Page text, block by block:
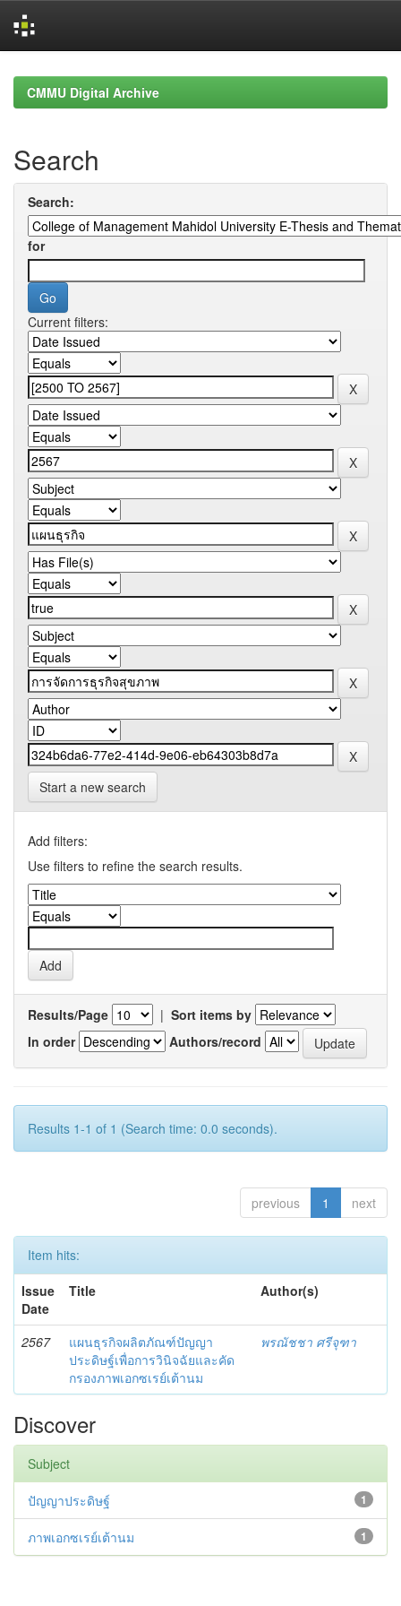
navigationCMMU Digital Archive
Search
Search:
for
Current filters:
Start a new search
Add filters:
Use filters to refine the search results.
Results/Page | Sort items by
In order
Authors/record
Results 1-1 of 1 (Search time: 0.0 seconds).
previous 1 next
Item hits:
Issue
Date
Title Author(s)
2567
แผนธุรกิจผลิตภัณฑ์ปัญญา
ประดิษฐ์เพื่อการวินิจฉัยและคัด
กรองภาพเอกซเรย์เต้านม
พรณัชชา ศรีจุฑา
Discover
Subject
1
ปัญญาประดิษฐ์
1
ภาพเอกซเรย์เต้านม